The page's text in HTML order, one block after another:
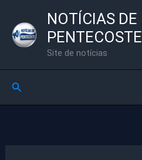
para
NOTÍCIAS DE
PENTECOSTE
Site de notícias
Pesquisar